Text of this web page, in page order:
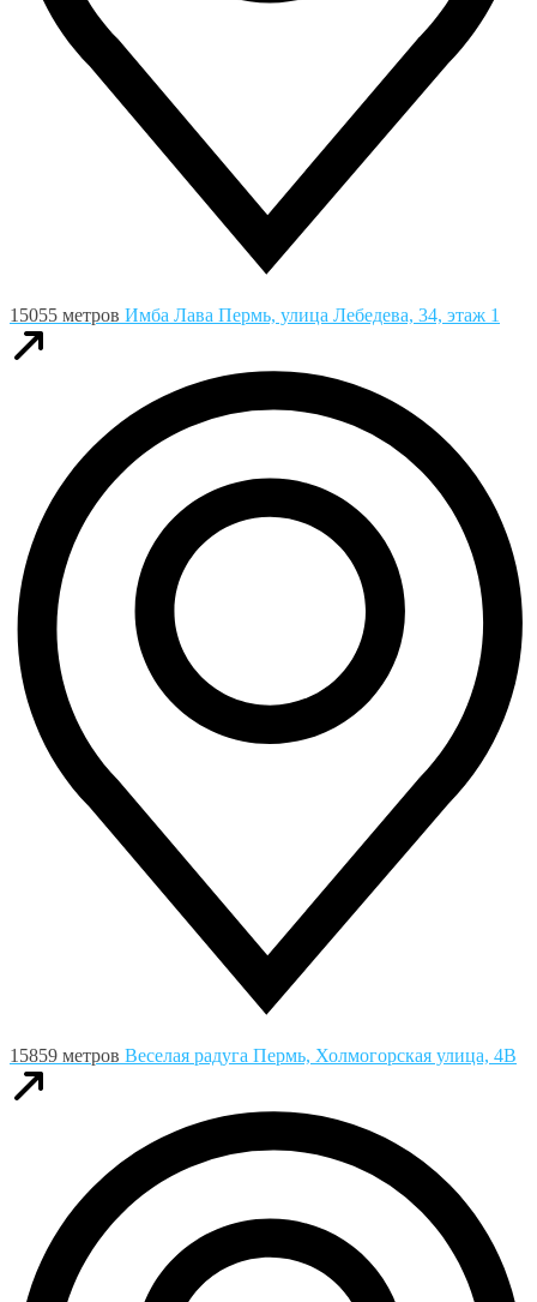
15055 метров Имба Лава Пермь, улица Лебедева, 34, этаж 1
15859 метров Веселая радуга Пермь, Холмогорская улица, 4В